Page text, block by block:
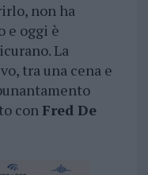
non ha
e oggi è
La
tra una cena e
con Fred De